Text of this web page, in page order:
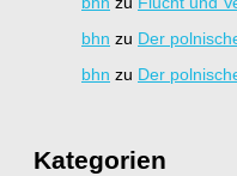
bhn zu Der
bhn zu Der
Kategorien